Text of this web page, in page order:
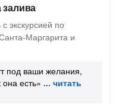
экскурсией по
Маргарита и
под ваши желания,
есть»